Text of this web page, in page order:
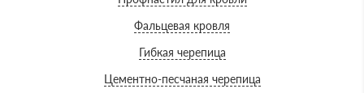
Фальцевая кровля
Гибкая черепица
Цементно-песчаная черепица